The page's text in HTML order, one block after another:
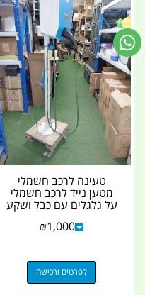
טעינה לרכב חשמלי
מטען נייד לרכב חשמלי
על גלגלים עם כבל ושקע
תקע מטען משומש...
₪1,000
לפרטים ורכישה